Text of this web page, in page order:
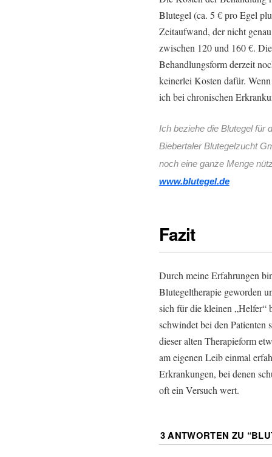
Blutegel (ca. 5 € pro Egel
Zeitaufwand, der nicht
zwischen 120 und 160 €.
Behandlungsform derzeit
keinerlei Kosten dafür.
ich bei chronischen
Ich beziehe die Blutegel für
Biebertaler Blutegelzucht
noch eine ganze Menge
www.blutegel.de
Fazit
Durch meine Erfahrungen
Blutegeltherapie geworden
sich für die kleinen „Helfer“
schwindet bei den Patienten
dieser alten Therapieform
am eigenen Leib einmal
Erkrankungen, bei denen
oft ein Versuch wert.
3 ANTWORTEN ZU “